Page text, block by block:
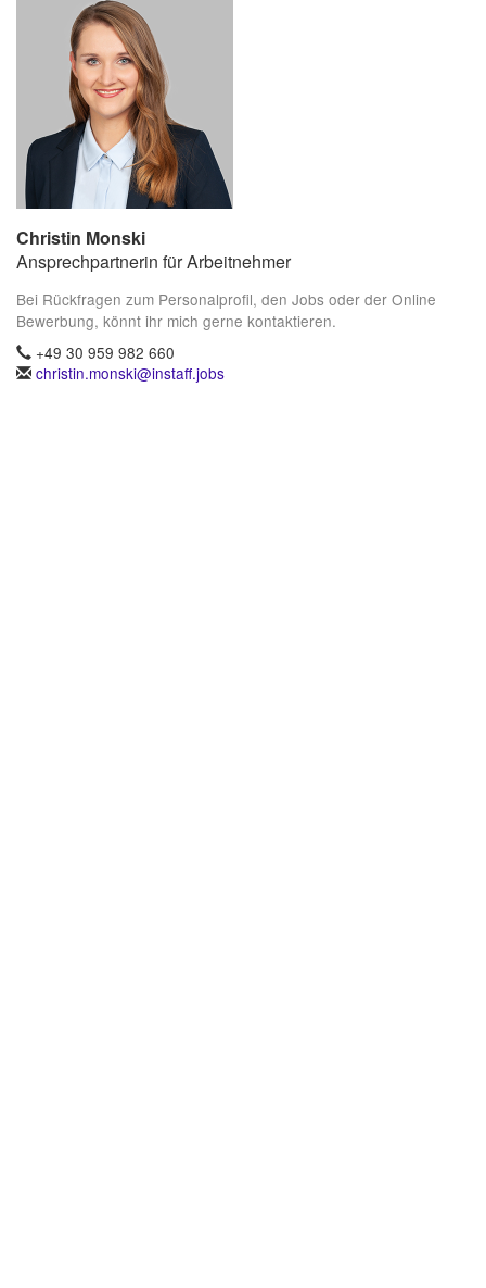
Christin Monski
Ansprechpartnerin für Arbeitnehmer
Bei Rückfragen zum Personalprofil, den Jobs oder der Online
Bewerbung, könnt ihr mich gerne kontaktieren.
+49 30 959 982 660
christin.monski@instaff.jobs